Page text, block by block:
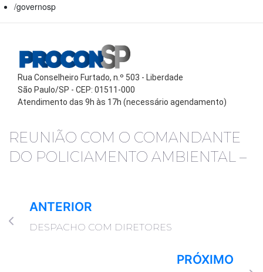
/governosp
Rua Conselheiro Furtado, n.º 503 - Liberdade
São Paulo/SP - CEP: 01511-000
Atendimento das 9h às 17h (necessário agendamento)
REUNIÃO COM O COMANDANTE
DO POLICIAMENTO AMBIENTAL –
ANTERIOR
DESPACHO COM DIRETORES
PRÓXIMO